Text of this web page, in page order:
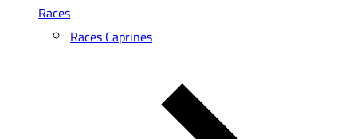
Races
Races Caprines